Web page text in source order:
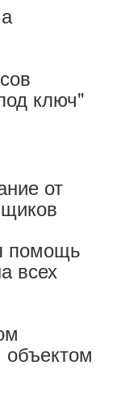
ключ"
от
помощь
всех